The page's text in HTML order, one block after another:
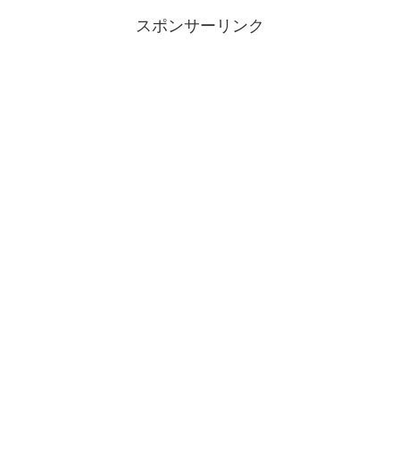
スポンサーリンク